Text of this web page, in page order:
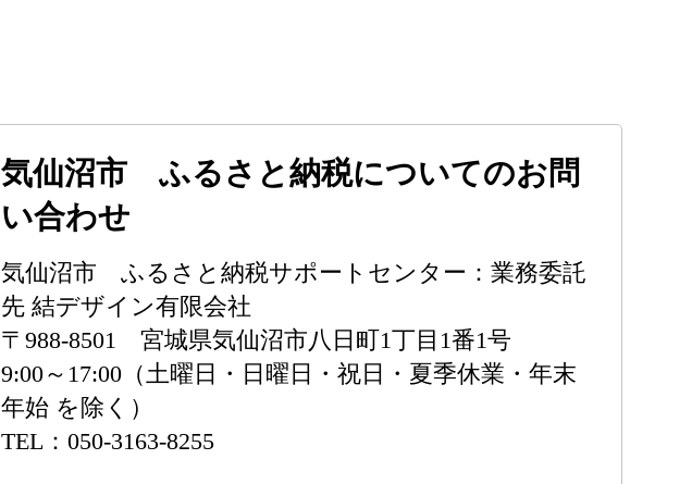
気仙沼市 ふるさと納税についてのお問
い合わせ
気仙沼市 ふるさと納税サポートセンター：業務委託
先 結デザイン有限会社
〒988-8501 宮城県気仙沼市八日町1丁目1番1号
9:00～17:00（土曜日・日曜日・祝日・夏季休業・年末
年始 を除く）
TEL：050-3163-8255